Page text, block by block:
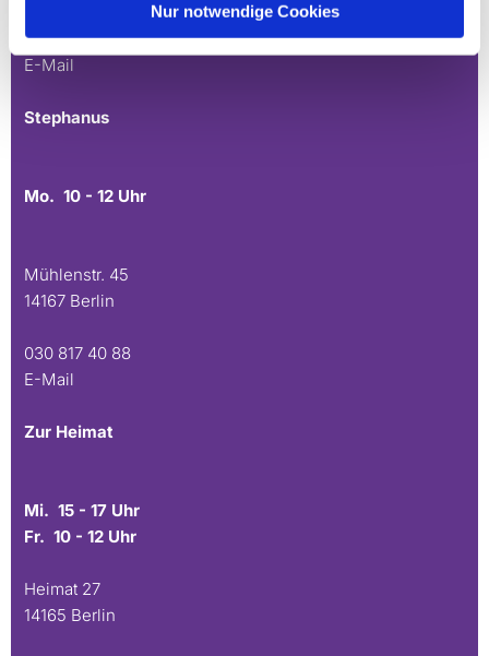
Nur notwendige Cookies
030 815 45 54
E-Mail
Stephanus
Mo. 10 - 12 Uhr
Mühlenstr. 45
14167 Berlin
030 817 40 88
E-Mail
Zur Heimat
Mi. 15 - 17 Uhr
Fr. 10 - 12 Uhr
Heimat 27
14165 Berlin